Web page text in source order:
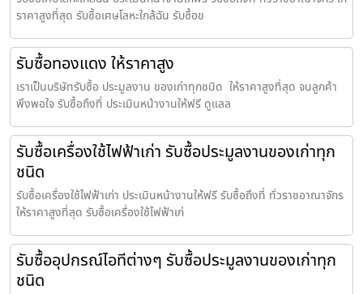
ราคาสูงที่สุด รับซื้อเศษโลหะใกล้ฉัน รับซื้อข
รับซื้อทองแดง ให้ราคาสูง
เราเป็นบริษัทรับซื้อ ประมูลงาน ของเก่าทุกชนิด ให้ราคาสูงที่สุด จนลูกค้า
พึงพอใจ รับซื้อถึงที่ ประเมินหน้างานให้ฟรี ดูแลล
รับซื้อเครื่องใช้ไฟฟ้าเก่า รับซื้อประมูลงานของเก่าทุก
ชนิด
รับซื้อเครื่องใช้ไฟฟ้าเก่า ประเมินหน้างานให้ฟรี รับซื้อถึงที่ ทั่วราชอาณาจักร
ให้ราคาสูงที่สุด รับซื้อเครื่องใช้ไฟฟ้าเก่
รับซื้ออุปกรณ์ไอทีต่างๆ รับซื้อประมูลงานของเก่าทุก
ชนิด